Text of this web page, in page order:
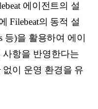
에이전트의 설
Filebeat의 동적 설
등)을 활용하여 에이
항을 반영한다는
이 운영 환경을 유